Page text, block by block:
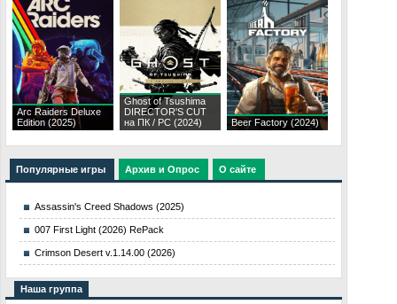
Arc Raiders Deluxe
Edition (2025)
Ghost of Tsushima
DIRECTOR'S CUT
на ПК / PC (2024)
Beer Factory (2024)
Популярные игры Архив и Опрос О сайте
Assassin's Creed Shadows (2025)
007 First Light (2026) RePack
Crimson Desert v.1.14.00 (2026)
Наша группа